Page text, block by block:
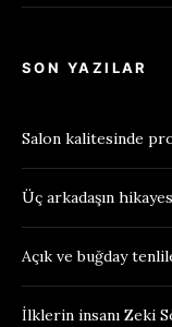
SON YAZILAR
Salon kalitesinde
Üç arkadaşın
Açık ve buğday
İlklerin insanı Zeki